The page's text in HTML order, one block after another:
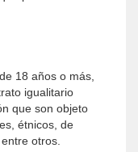
18 años o más,
igualitario
que son objeto
étnicos, de
otros.